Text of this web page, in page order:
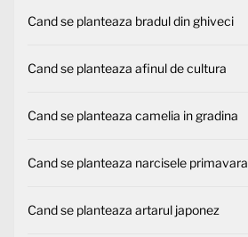
Cand se planteaza bradul din ghiveci
Cand se planteaza afinul de cultura
Cand se planteaza camelia in gradina
Cand se planteaza narcisele primavara
Cand se planteaza artarul japonez